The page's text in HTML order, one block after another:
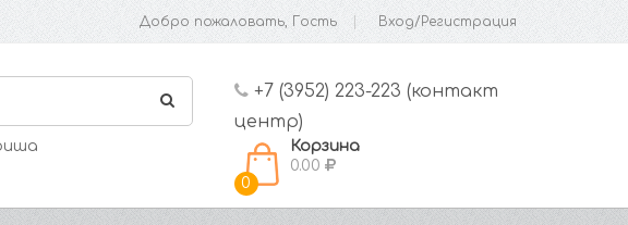
Добро пожаловать, Гость Вход/Регистрация
+7 (3952) 223-223 (контакт
центр)
0
Корзина
0.00